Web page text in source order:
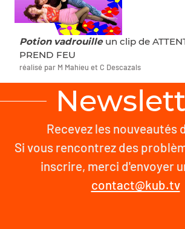
Potion vadrouilleun clip de
PREND FEU
réalisé par M Mahieu et C Descazals
Recevez les nouveautés
Si vous rencontrez des
inscrire, merci d'envoyer
contact@kub.tv